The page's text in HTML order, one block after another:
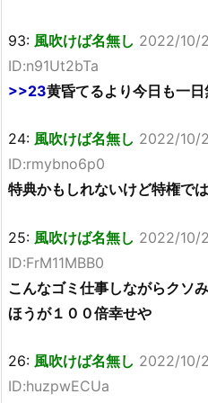
93: 風吹けば名無し 2022/10/
ID:n91Ut2bTa
>>23黄昏てるより今日も一日
24: 風吹けば名無し 2022/10/
ID:rmybno6p0
特典かもしれないけど特権で
25: 風吹けば名無し 2022/10/
ID:FrM11MBB0
こんなゴミ仕事しながらクソ
ほうが１００倍幸せや
26: 風吹けば名無し 2022/10/
ID:huzpwECUa